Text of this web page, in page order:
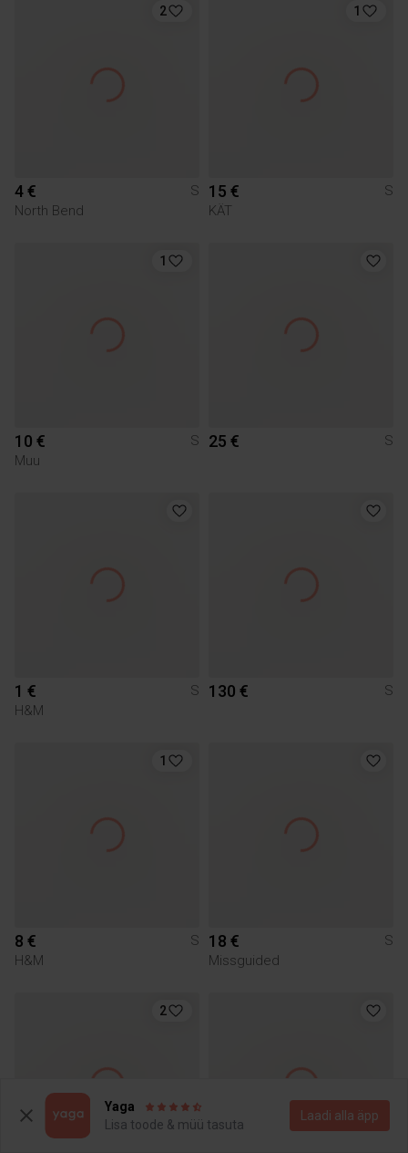
2
4 €
S
North Bend
1
15 €
S
KÄT
1
10 €
S
Muu
25 € S
1 €
S
H&M
130 € S
1
8 €
S
H&M
18 €
S
Missguided
2
Yaga
Lisa toode & müü tasuta
Laadi alla äpp